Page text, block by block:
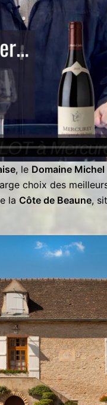
, le Domaine
choix des
la Côte de Beaune,